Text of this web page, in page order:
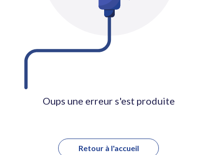
Oups une erreur s'est produite
Retour à l'accueil